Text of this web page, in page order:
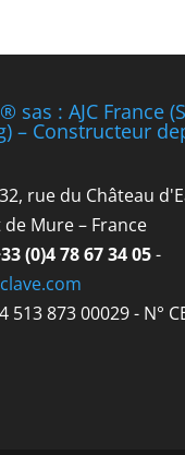
® sas : AJC France
– Constructeur
rue du Château
Mure – France
(0)4 78 67 34 05-
513 873 00029 - N°